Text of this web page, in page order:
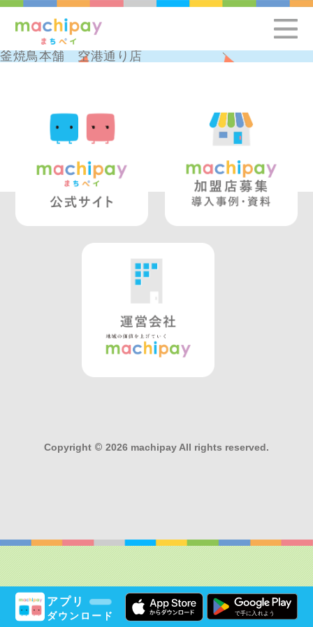
アプリ
ダウンロード
釜焼鳥本舗 空港通り店
Copyright © 2026 machipay All rights reserved.